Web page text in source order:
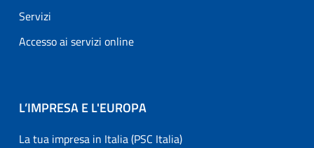
Servizi
Accesso ai servizi online
L’IMPRESA E L'EUROPA
La tua impresa in Italia (PSC Italia)